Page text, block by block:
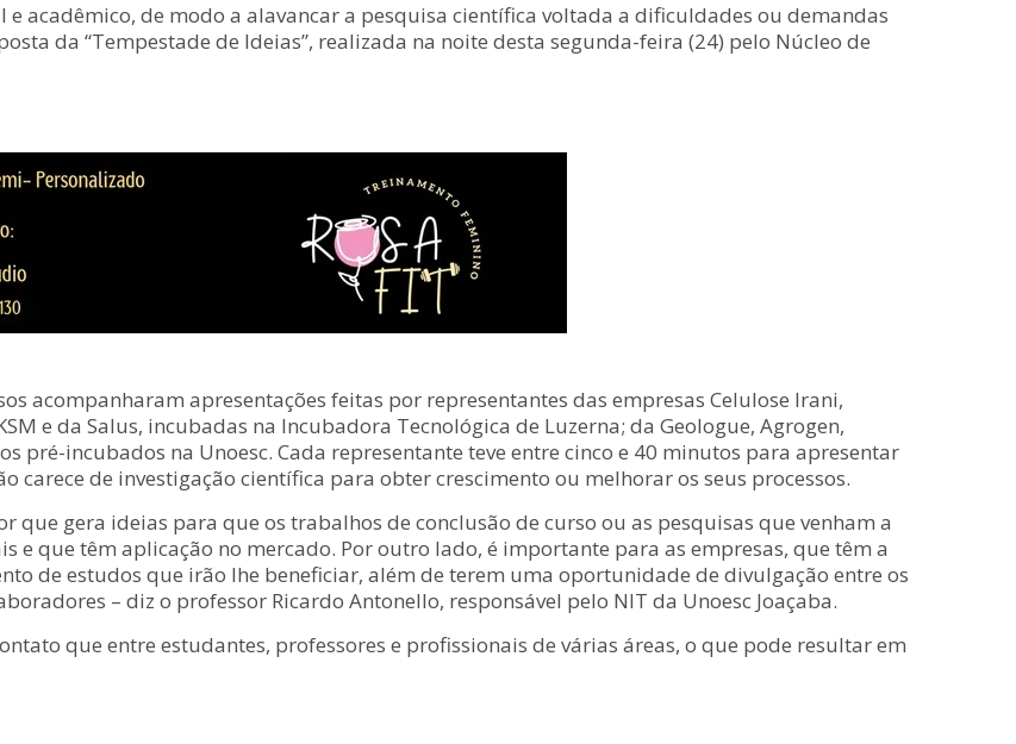
acadêmico, de modo a alavancar a pesquisa científica voltada a dificuldades ou demandas
da “Tempestade de Ideias”, realizada na noite desta segunda-feira (24) pelo Núcleo de
acompanharam apresentações feitas por representantes das empresas Celulose Irani,
e da Salus, incubadas na Incubadora Tecnológica de Luzerna; da Geologue, Agrogen,
pré-incubados na Unoesc. Cada representante teve entre cinco e 40 minutos para apresentar
carece de investigação científica para obter crescimento ou melhorar os seus processos.
gera ideias para que os trabalhos de conclusão de curso ou as pesquisas que venham a
e que têm aplicação no mercado. Por outro lado, é importante para as empresas, que têm a
de estudos que irão lhe beneficiar, além de terem uma oportunidade de divulgação entre os
– diz o professor Ricardo Antonello, responsável pelo NIT da Unoesc Joaçaba.
que entre estudantes, professores e profissionais de várias áreas, o que pode resultar em